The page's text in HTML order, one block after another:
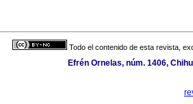
Todo el contenido de esta revista,
Efrén Ornelas, núm. 1406,